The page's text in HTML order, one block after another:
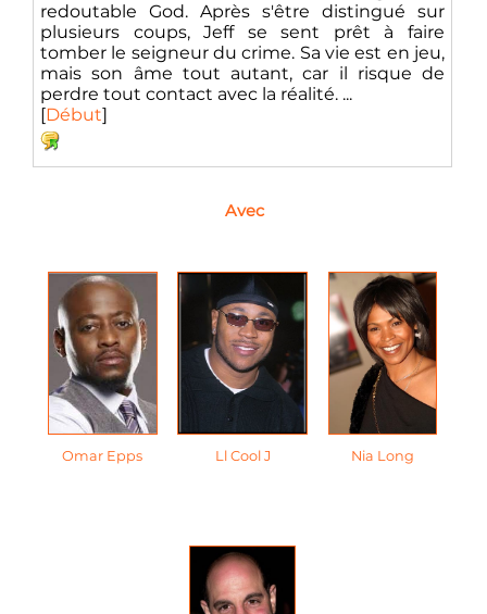
redoutable God. Après s'être distingué sur
plusieurs coups, Jeff se sent prêt à faire
tomber le seigneur du crime. Sa vie est en jeu,
mais son âme tout autant, car il risque de
perdre tout contact avec la réalité. ...
[Début]
Avec
Omar Epps Ll Cool J Nia Long